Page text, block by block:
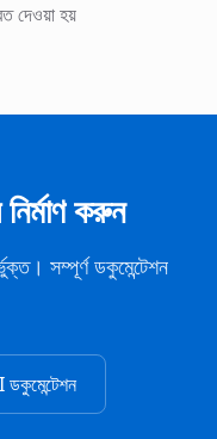
দেওয়া হয়
করুন
সম্পূর্ণ ডকুমেন্টেশন